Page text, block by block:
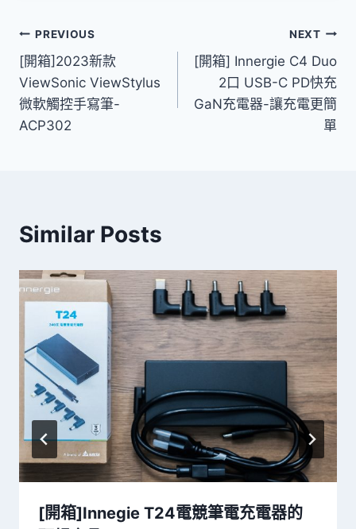
文
章
導
覽
PREVIOUS
[開箱]2023新款
ViewSonic ViewStylus
微軟觸控手寫筆-
ACP302
NEXT
[開箱] Innergie C4 Duo
2口 USB-C PD快充
GaN充電器-讓充電更簡
單
Similar Posts
[開箱]Innegie T24電競筆電充電器的